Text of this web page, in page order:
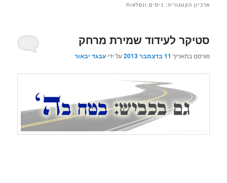
ארכיון הקטגוריה: ניסים ונפלאות
סטיקר לעידוד שמירת מרחק
פורסם בתאריך 11 בדצמבר 2013 על ידיעבגד יבאור